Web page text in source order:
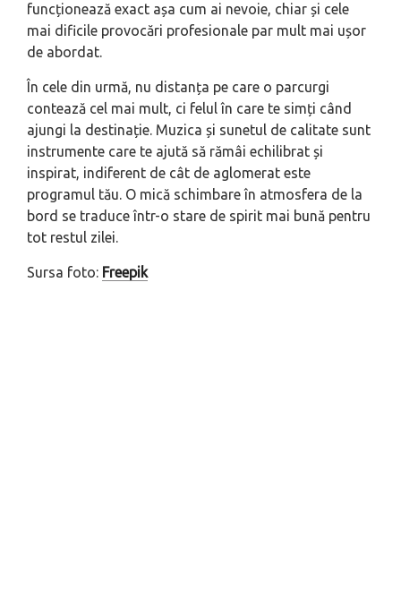
funcționează exact așa cum ai nevoie, chiar și cele
mai dificile provocări profesionale par mult mai ușor
de abordat.
În cele din urmă, nu distanța pe care o parcurgi
contează cel mai mult, ci felul în care te simți când
ajungi la destinație. Muzica și sunetul de calitate sunt
instrumente care te ajută să rămâi echilibrat și
inspirat, indiferent de cât de aglomerat este
programul tău. O mică schimbare în atmosfera de la
bord se traduce într-o stare de spirit mai bună pentru
tot restul zilei.
Sursa foto: Freepik